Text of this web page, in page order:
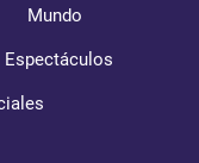
Mundo
Espectáculos